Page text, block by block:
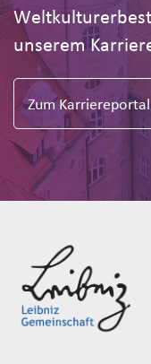
unserem
Zum Karriereportal